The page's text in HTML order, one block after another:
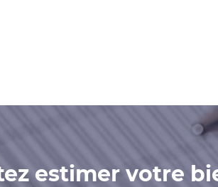
estimer votre